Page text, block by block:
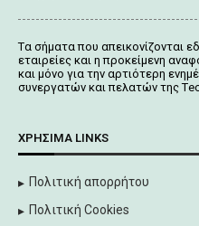
Tα σήματα που απεικονίζονται
εταιρείες και η προκείμενη
και μόνο για την αρτιότερη
συνεργατών και πελατών της
ΧΡΉΣΙΜΑ LINKS
Πολιτική απορρήτου
Πολιτική Cookies